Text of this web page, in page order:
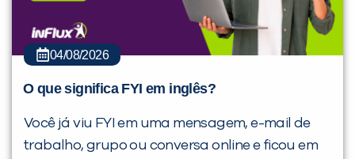
04/08/2026
O que significa FYI em inglês?
Você já viu FYI em uma mensagem, e-mail de
trabalho, grupo ou conversa online e ficou em